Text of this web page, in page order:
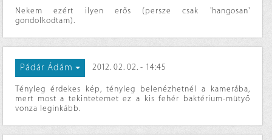
Nekem ezért ilyen erős (persze csak 'hangosan'
gondolkodtam).
Pádár Ádám 2012. 02. 02. - 14:45
Tényleg érdekes kép, tényleg belenézhetnél a kamerába,
mert most a tekintetemet ez a kis fehér baktérium-mütyő
vonza leginkább.